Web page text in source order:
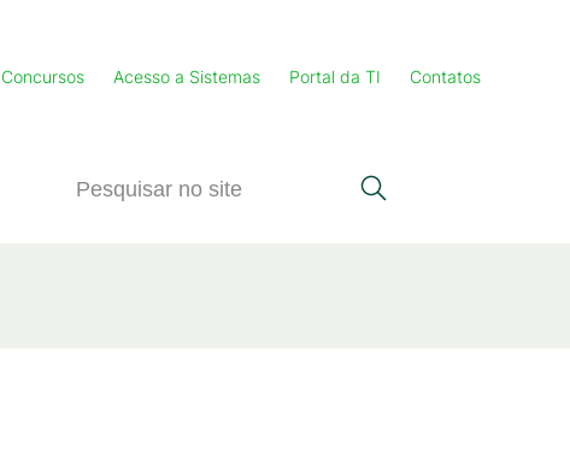
Concursos Acesso a Sistemas Portal da TI Contatos